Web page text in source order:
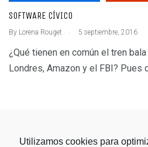
Utilizamos cookies para
SOFTWARE CÍVICO
By Lorena Rouget . 5 septiembre, 2016
¿Qué tienen en común el tren
Londres, Amazon y el FBI? Pues